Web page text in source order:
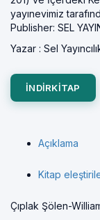
yayınevimiz
Publisher: SEL
Yazar : Sel
INDIRKITAP
Açıklama
Kitap
Çıplak Şölen-